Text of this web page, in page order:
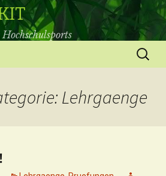
Suchen
nach:
Lehrgaenge